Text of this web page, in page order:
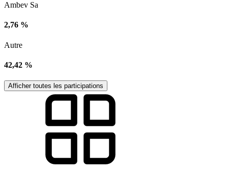
Ambev Sa
2,76 %
Autre
42,42 %
Afficher toutes les participations